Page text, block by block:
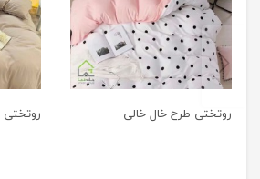
روتختی طرح خال خالی
previus